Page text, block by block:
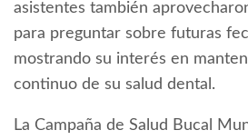
asistentes también
para preguntar sobre futuras
mostrando su interés en
continuo de su salud dental.
La Campaña de Salud Bucal